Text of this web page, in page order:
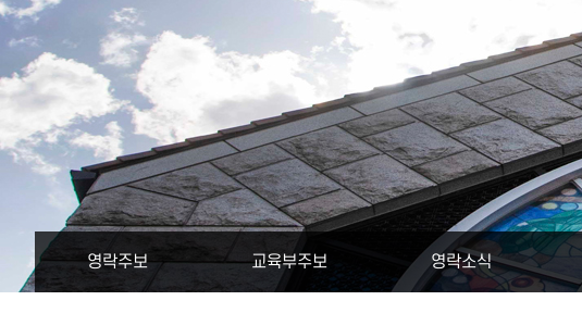
영락주보 교육부주보 영락소식